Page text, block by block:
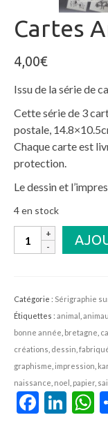
Cartes
4,00€
Issu de la série de
Cette série de 3
postale,
Chaque carte est
protection.
Le dessin et
4 en stock
quantité
de
et
bébé
Catégorie : Sérigraphie
Étiquettes : animal
bonne année bretagne
créations dessin
graphisme impression
naissance noel papier,